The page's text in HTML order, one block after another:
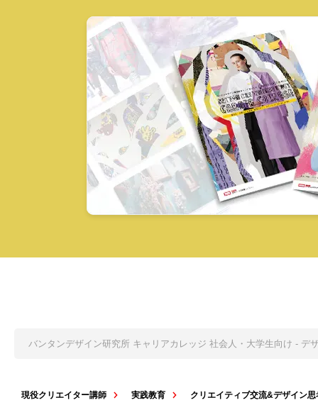
バンタンデザイン研究所 キャリアカレッジ 社会人・大学生向け -
現役クリエイター講師 実践教育 クリエイティブ交流&デザイン思